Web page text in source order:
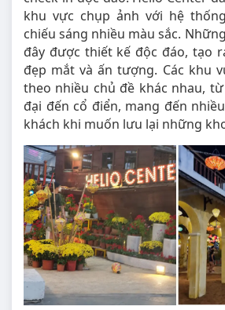
khu vực chụp ảnh với hệ
chiếu sáng nhiều màu sắc.
đây được thiết kế độc đáo, tạo
đẹp mắt và ấn tượng. Các khu
theo nhiều chủ đề khác nhau,
đại đến cổ điển, mang đến
khách khi muốn lưu lại những